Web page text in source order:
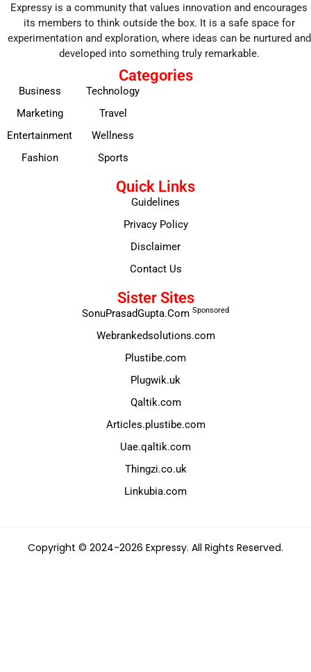
Expressy is a community that values innovation and encourages
its members to think outside the box. It is a safe space for
experimentation and exploration, where ideas can be nurtured and
developed into something truly remarkable.
Categories
Business
Marketing
Entertainment
Fashion
Technology
Travel
Wellness
Sports
Quick Links
Guidelines
Privacy Policy
Disclaimer
Contact Us
Sister Sites
SonuPrasadGupta.Com Sponsored
Webrankedsolutions.com
Plustibe.com
Plugwik.uk
Qaltik.com
Articles.plustibe.com
Uae.qaltik.com
Thingzi.co.uk
Linkubia.com
Copyright © 2024-2026 Expressy. All Rights Reserved.